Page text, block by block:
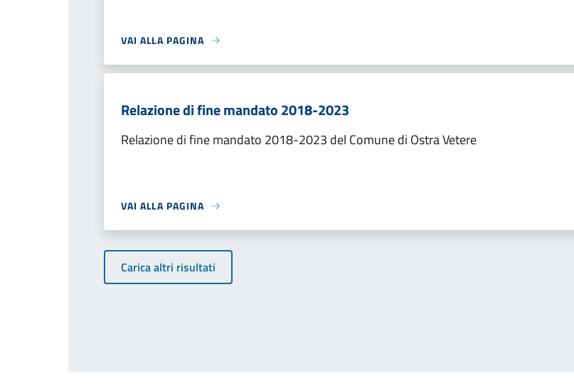
VAI ALLA PAGINA
Relazione di fine mandato 2018-2023
Relazione di fine mandato 2018-2023 del Comune di Ostra Vetere
VAI ALLA PAGINA
Carica altri risultati